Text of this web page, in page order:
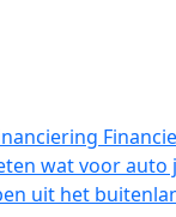
wat voor auto
uit het